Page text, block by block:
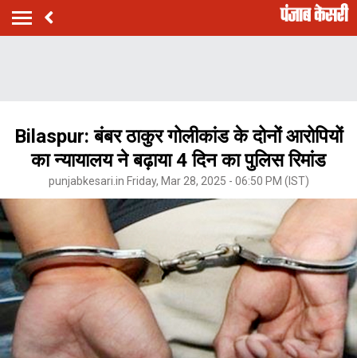
Bilaspur: बंबर ठाकुर गोलीकांड के दोनों आरोपियों
का न्यायालय ने बढ़ाया 4 दिन का पुलिस रिमांड
punjabkesari.in Friday, Mar 28, 2025 - 06:50 PM (IST)